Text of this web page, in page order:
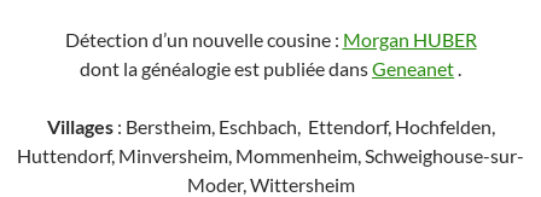
Détection d’un nouvelle cousine : Morgan HUBER
dont la généalogie est publiée dansGeneanet.
Villages: Berstheim, Eschbach, Ettendorf, Hochfelden,
Huttendorf, Minversheim, Mommenheim, Schweighouse-sur-
Moder, Wittersheim